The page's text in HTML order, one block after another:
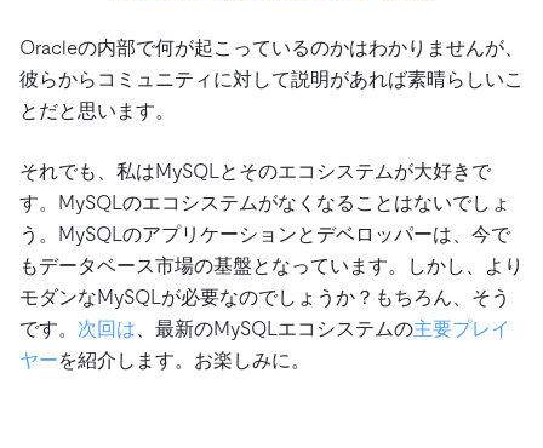
Oracleの内部で何が起こっているのかはわかりませんが、
彼らからコミュニティに対して説明があれば素晴らしいこ
とだと思います。
それでも、私はMySQLとそのエコシステムが大好きで
す。MySQLのエコシステムがなくなることはないでしょ
う。MySQLのアプリケーションとデベロッパーは、今で
もデータベース市場の基盤となっています。しかし、より
モダンなMySQLが必要なのでしょうか？もちろん、そう
です。 次回は 、最新のMySQLエコシステムの主要プレイ
ヤーを紹介します。お楽しみに。